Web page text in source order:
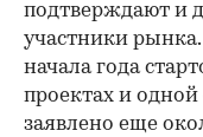
подтверждают и
участники
начала года
проектах и одной
заявлено еще